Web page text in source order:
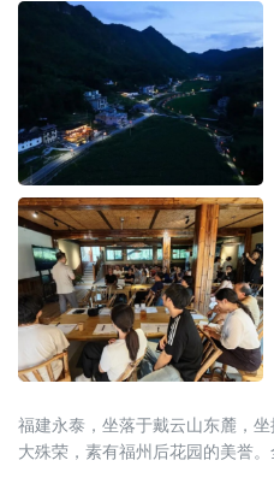
京、天津、河北、山西、内蒙古
福建永泰，坐落于戴云山东麓，
大殊荣，素有福州后花园的美誉